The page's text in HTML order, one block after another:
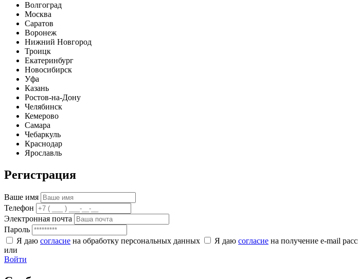
Волгоград
Москва
Саратов
Воронеж
Нижний Новгород
Троицк
Екатеринбург
Новосибирск
Уфа
Казань
Ростов-на-Дону
Челябинск
Кемерово
Самара
Чебаркуль
Краснодар
Ярославль
Регистрация
Ваше имя
Телефон
Электронная почта
Пароль
Я даю согласие на обработку персональных данных Я даю согласие на получение e-mail
или
Войти